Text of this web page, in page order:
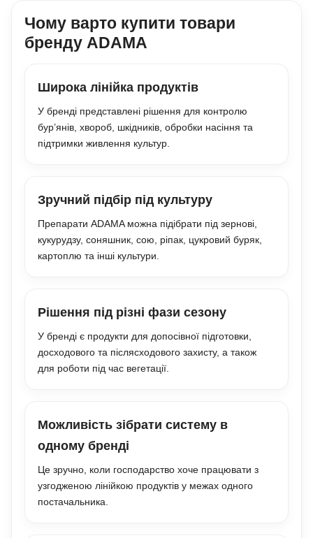
Чому варто купити товари
бренду ADAMA
Широка лінійка продуктів
У бренді представлені рішення для контролю
бур’янів, хвороб, шкідників, обробки насіння та
підтримки живлення культур.
Зручний підбір під культуру
Препарати ADAMA можна підібрати під зернові,
кукурудзу, соняшник, сою, ріпак, цукровий буряк,
картоплю та інші культури.
Рішення під різні фази сезону
У бренді є продукти для допосівної підготовки,
досходового та післясходового захисту, а також
для роботи під час вегетації.
Можливість зібрати систему в
одному бренді
Це зручно, коли господарство хоче працювати з
узгодженою лінійкою продуктів у межах одного
постачальника.